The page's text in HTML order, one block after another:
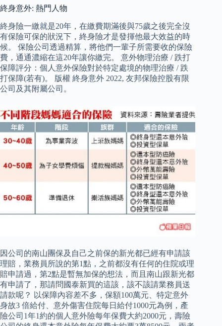
終身意外: 熱門人物
終身險一繳就是20年，在繳費期滿後與75歲之後完全沒
有保險可保的狀況下，終身險才是發揮他最大效益的時
候。 保險公司透過精算，將他們一輩子所需要收的保險
費，通通濃縮在這20年讓你繳完。 意外物理治療 / 跌打
保障評分：個人意外保險對於特定處境的物理治療 / 跌
打保障(若有)。 版權 終身意外 2022, 友邦保險控股有限
公司及其附屬公司。
因公司的南山團保及自己之前保的新光都已經有申請該
理賠，業務員所說的第1點，之前都沒有任何的住院或理
賠申請過，第2點是暫無加保的想法，而且南山跟新光都
有申請了，那請問國泰新買的這該，該不該請業務員送
請款呢？ 以保障內容差不多，保額100萬元、特定意外
身故3 倍給付、意外傷害住院每日給付1000元為例，產
險公司1年1約的個人意外險每年保費大約2000元，壽險